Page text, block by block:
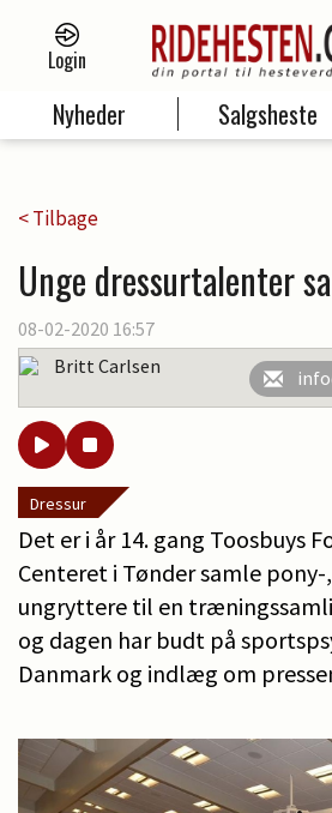
Login
Nyheder Salgsheste
< Tilbage
Unge dressurtalenter
08-02-2020 16:57
Britt Carlsen
Dressur
Det er i år 14. gang Toosbuys
Centeret i Tønder samle
ungryttere til en
og dagen har budt på
Danmark og indlæg om